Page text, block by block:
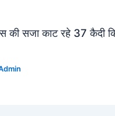
की सजा काट रहे 37 कैदी